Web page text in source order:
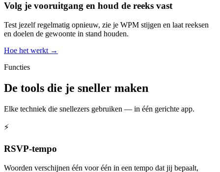
Volg je vooruitgang en houd de reeks vast
Test jezelf regelmatig opnieuw, zie je WPM stijgen en laat reeksen
en doelen de gewoonte in stand houden.
Hoe het werkt →
Functies
De tools die je sneller maken
Elke techniek die snellezers gebruiken — in één gerichte app.
⚡
RSVP-tempo
Woorden verschijnen één voor één in een tempo dat jij bepaalt,